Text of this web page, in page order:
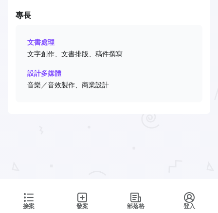
接案 發案 部落格 登入
專長
文書處理
文字創作、文書排版、稿件撰寫
設計多媒體
音樂／音效製作、商業設計